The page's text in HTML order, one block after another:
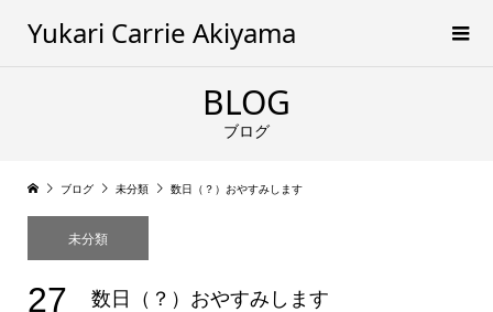
Yukari Carrie Akiyama
BLOG
ブログ
ブログ 未分類 数日（？）おやすみします
未分類
27 数日（？）おやすみします